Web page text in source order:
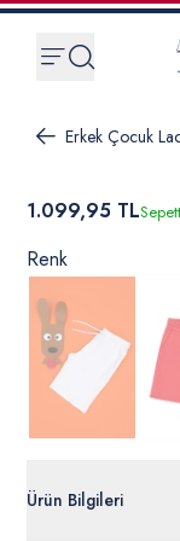
Erkek Çocuk
1.099,95 TL
Renk
Ürün Bilgileri